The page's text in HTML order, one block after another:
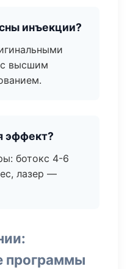
инъекции?
с высшим
эффект?
ботокс 4-6
лазер —
программы